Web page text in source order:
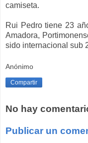
camiseta.
Rui Pedro tiene 23
Amadora,
sido internacional sub
Anónimo
Compartir
No hay
Publicar un